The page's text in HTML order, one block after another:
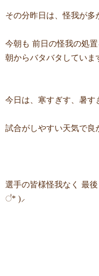
その分昨日は、怪我が多
今朝も 前日の怪我の処
朝からバタバタしていま
今日は、寒すぎす、暑す
試合がしやすい天気で良
選手の皆様怪我なく 最
॑* )⸝